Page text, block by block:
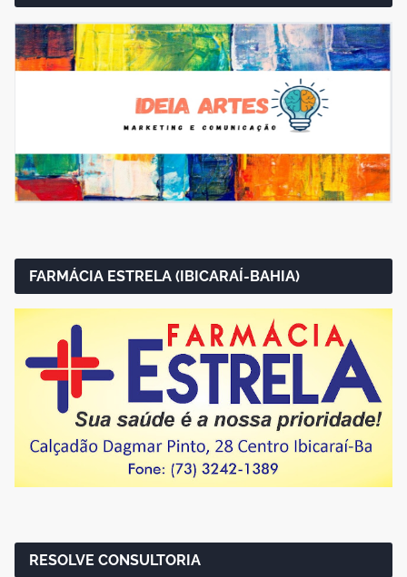
FARMÁCIA ESTRELA (IBICARAÍ-BAHIA)
RESOLVE CONSULTORIA